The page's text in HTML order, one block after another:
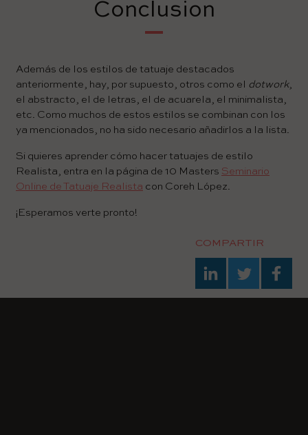
Conclusion
Además de los estilos de tatuaje destacados
anteriormente, hay, por supuesto, otros como el
dotwork,
el abstracto, el de letras, el de acuarela, el minimalista,
etc. Como muchos de estos estilos se combinan con los
ya mencionados, no ha sido necesario añadirlos a la lista.
Si quieres aprender cómo hacer tatuajes de estilo
Realista, entra en la página de 10 Masters Seminario
Online de Tatuaje Realista con Coreh López.
¡Esperamos verte pronto!
COMPARTIR